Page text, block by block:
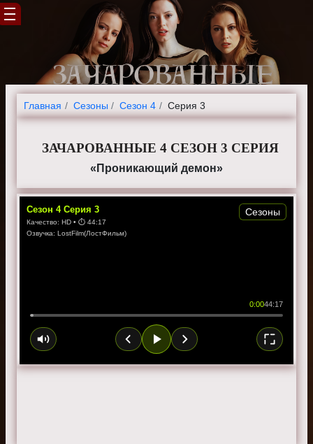
Главная Cезоны Сезон 4 Серия 3
ЗАЧАРОВАННЫЕ 4 СЕЗОН 3 СЕРИЯ
«Проникающий демон»
Сезон 4 Серия 3
Качество: HD • ⏱ 44:17
Озвучка: LostFilm(ЛостФильм)
0:0044:17
Сезоны